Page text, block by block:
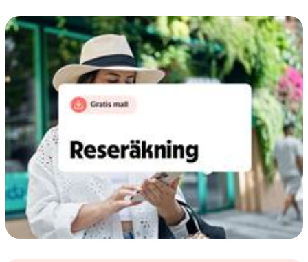
Gå vidare till artikelns
innehåll